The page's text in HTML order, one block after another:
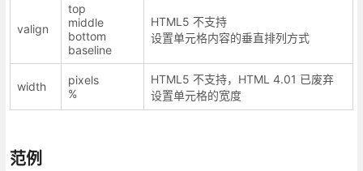
valign
top
middle
bottom
baseline
HTML5 不支持
设置单元格内容的垂直排列方式
width
pixels
%
HTML5 不支持，HTML 4.01 已废弃
设置单元格的宽度
范例